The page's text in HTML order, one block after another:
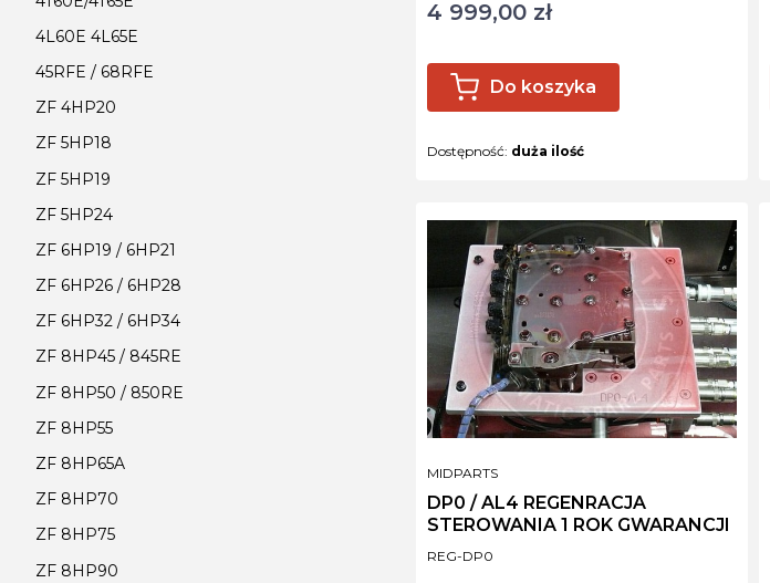
4L60E 4L65E
45RFE / 68RFE
ZF 4HP20
ZF 5HP18
ZF 5HP19
ZF 5HP24
ZF 6HP19 / 6HP21
ZF 6HP26 / 6HP28
ZF 6HP32 / 6HP34
ZF 8HP45 / 845RE
ZF 8HP50 / 850RE
ZF 8HP55
ZF 8HP65A
ZF 8HP70
ZF 8HP75
ZF 8HP90
Cena
4 999,00 zł
Do koszyka
Dostępność: duża ilość
Kod produktu
REG-DP0
DP0 / AL4 REGENRACJA
STEROWANIA 1 ROK GWARANCJI
PRODUCENT
MIDPARTS